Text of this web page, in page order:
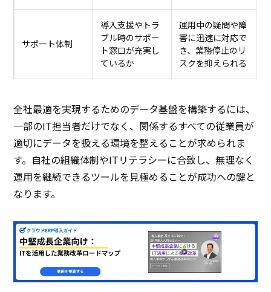
サポート体制
導入支援やトラ
ブル時のサポー
ト窓口が充実し
ているか
運用中の疑問や障
害に迅速に対応で
き、業務停止のリ
スクを抑えられる
全社最適を実現するためのデータ基盤を構築するには、
一部のIT担当者だけでなく、関係するすべての従業員が
適切にデータを扱える環境を整えることが求められま
す。自社の組織体制やITリテラシーに合致し、無理なく
運用を継続できるツールを見極めることが成功への鍵と
なります。